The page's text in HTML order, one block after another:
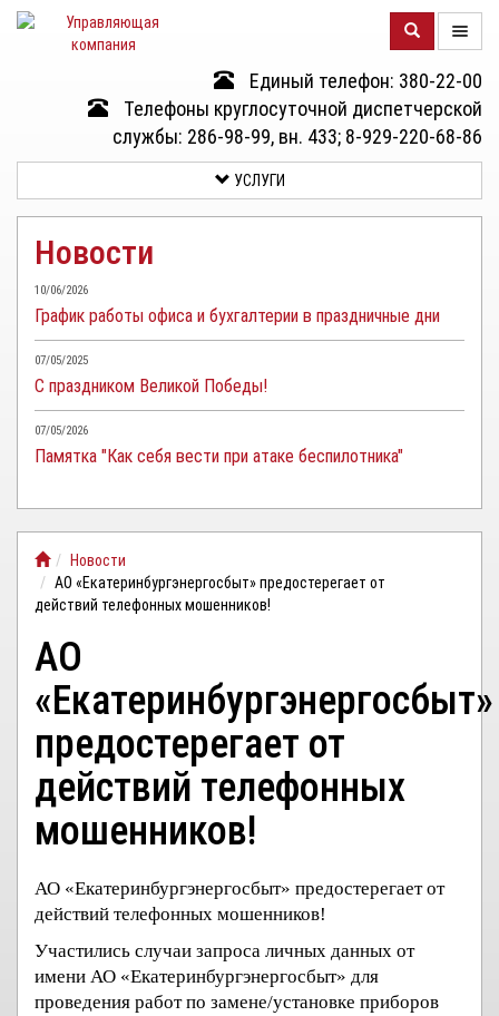
Единый телефон: 380-22-00
Телефоны круглосуточной диспетчерской
службы: 286-98-99, вн. 433; 8-929-220-68-86
КОМПАНИИ
УСЛУГИ
ДОКУМЕНТЫ
ОТЧЕТНОСТЬ
КЛИЕНТАМ
КАБИНЕТ
УСЛУГИ
Новости
10/06/2026
График работы офиса и бухгалтерии в праздничные дни
07/05/2025
С праздником Великой Победы!
07/05/2026
Памятка "Как себя вести при атаке беспилотника"
Новости
АО «Екатеринбургэнергосбыт» предостерегает от
действий телефонных мошенников!
АО
«Екатеринбургэнергосбыт»
предостерегает от
действий телефонных
мошенников!
АО «Екатеринбургэнергосбыт» предостерегает от
действий телефонных мошенников!
Участились случаи запроса личных данных от
имени АО «Екатеринбургэнергосбыт» для
проведения работ по замене/установке приборов